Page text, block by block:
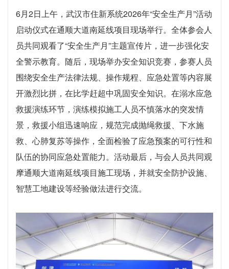
6月2日上午，武汉市住新系统2026年“安全生产月”活动
启动仪式在通顺大道南延线项目现场举行。全体参会人
员共同观看了“安全生产月”主题宣传片，进一步强化安
全警示教育。随后，现场举办安全知识竞赛，参赛人员
围绕安全生产法律法规、操作规程、应急处置等内容展
开激烈比拼，在比学赶超中巩固安全知识。在溺水应急
救援演练环节，演练模拟施工人员不慎落水的突发情
景，救援小组迅速响应，规范完成抛绳救援、下水施
救、心肺复苏等操作，全面检验了应急预案的可行性和
队伍的协同应急处置能力。活动最后，与会人员共同观
摩通顺大道南延线项目施工现场，并就安全防护设施、
智慧工地建设等经验做法进行交流。